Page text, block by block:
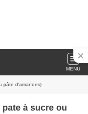
MENU
pâte d'amandes}
à sucre ou